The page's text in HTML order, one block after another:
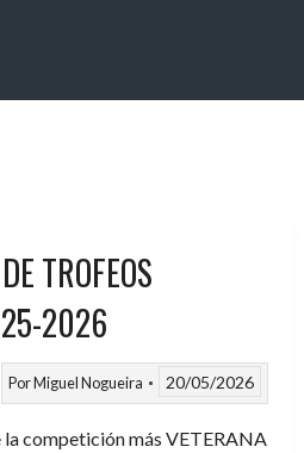
TROFEOS
2026
PorMiguel Nogueira 20/05/2026
competición más VETERANA